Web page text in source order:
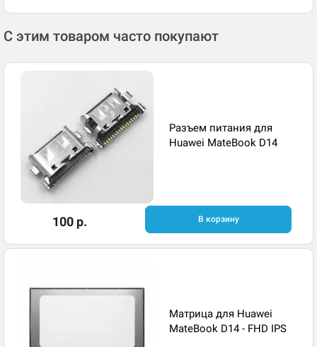
С этим товаром часто покупают
Разъем питания для
Huawei MateBook D14
100 р. В корзину
Матрица для Huawei
MateBook D14 - FHD IPS